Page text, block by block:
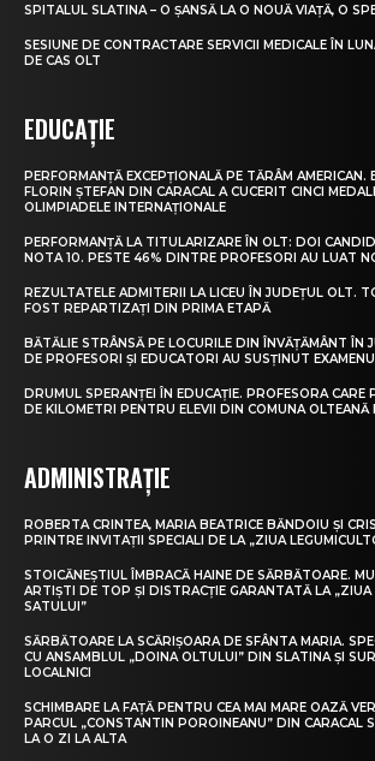
SPITALUL SLATINA – O ȘANSĂ LA O NOUĂ VIAȚĂ, O
SESIUNE DE CONTRACTARE SERVICII MEDICALE ÎN
DE CAS OLT
EDUCAȚIE
PERFORMANȚĂ EXCEPȚIONALĂ PE TĂRÂM AMERICAN.
FLORIN ȘTEFAN DIN CARACAL A CUCERIT CINCI
OLIMPIADELE INTERNAȚIONALE
PERFORMANȚĂ LA TITULARIZARE ÎN OLT: DOI
NOTA 10. PESTE 46% DINTRE PROFESORI AU LUAT
REZULTATELE ADMITERII LA LICEU ÎN JUDEȚUL OLT.
FOST REPARTIZAȚI DIN PRIMA ETAPĂ
BĂTĂLIE STRÂNSĂ PE LOCURILE DIN ÎNVĂȚĂMÂNT ÎN
DE PROFESORI ȘI EDUCATORI AU SUSȚINUT
DRUMUL SPERANȚEI ÎN EDUCAȚIE. PROFESORA CARE
DE KILOMETRI PENTRU ELEVII DIN COMUNA OLTEANĂ
ADMINISTRAȚIE
ROBERTA CRINTEA, MARIA BEATRICE BĂNDOIU ȘI
PRINTRE INVITAȚII SPECIALI DE LA „ZIUA
STOICĂNEȘTIUL ÎMBRACĂ HAINE DE SĂRBĂTOARE.
ARTIȘTI DE TOP ȘI DISTRACȚIE GARANTATĂ LA „ZIUA
SATULUI”
SĂRBĂTOARE LA SCĂRIȘOARA DE SFÂNTA MARIA.
CU ANSAMBLUL „DOINA OLTULUI” DIN SLATINA ȘI
LOCALNICI
SCHIMBARE LA FAȚĂ PENTRU CEA MAI MARE OAZĂ
PARCUL „CONSTANTIN POROINEANU” DIN CARACAL
LA O ZI LA ALTA